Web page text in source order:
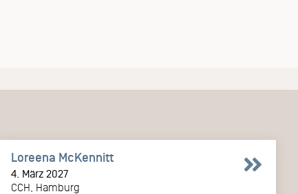
Loreena McKennitt
4. März 2027
CCH, Hamburg